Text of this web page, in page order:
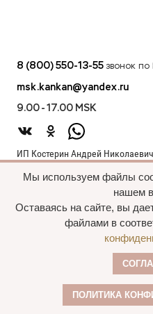
8 (800) 550-13-55 звонок
msk.kankan@yandex.ru
9.00 - 17.00 MSK
ИП Костерин Андрей Николаевич
440012, проезд 2-й
Мы используем файлы
нашем
Оставаясь на сайте, вы
файлами в
ПОЛИТИКА
Все права